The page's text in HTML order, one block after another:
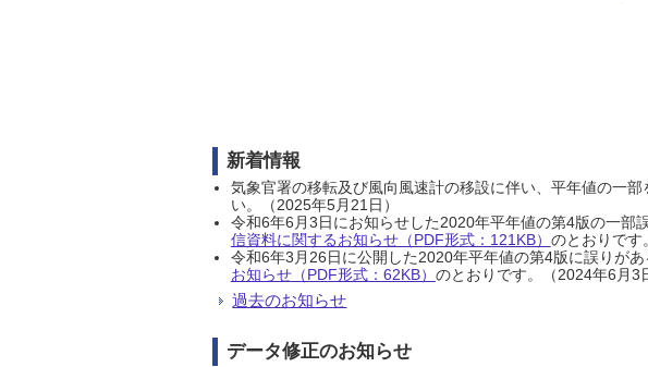
新着情報
気象官署の移転及び風向風速計の移設に伴い、平年値の一
い。（2025年5月21日）
令和6年6月3日にお知らせした2020年平年値の第4版の一部
信資料に関するお知らせ（PDF形式：121KB） のとおりです
令和6年3月26日に公開した2020年平年値の第4版に誤りが
お知らせ（PDF形式：62KB） のとおりです。（2024年6月3
過去のお知らせ
データ修正のお知らせ